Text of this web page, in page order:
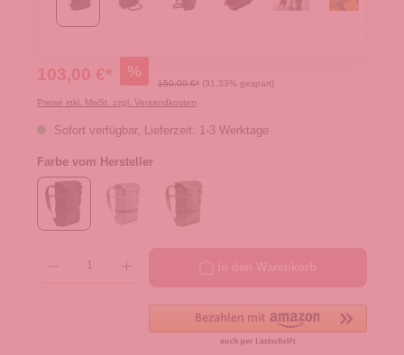
103,00 €* %
150,00 €* (31.33% gespart)
Preise inkl. MwSt. zzgl. Versandkosten
Sofort verfügbar, Lieferzeit: 1-3 Werktage
Farbe vom Hersteller